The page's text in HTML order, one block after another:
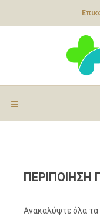
ΠΕΡΙΠΟΙΗΣΗ
Ανακαλύψτε όλα τα